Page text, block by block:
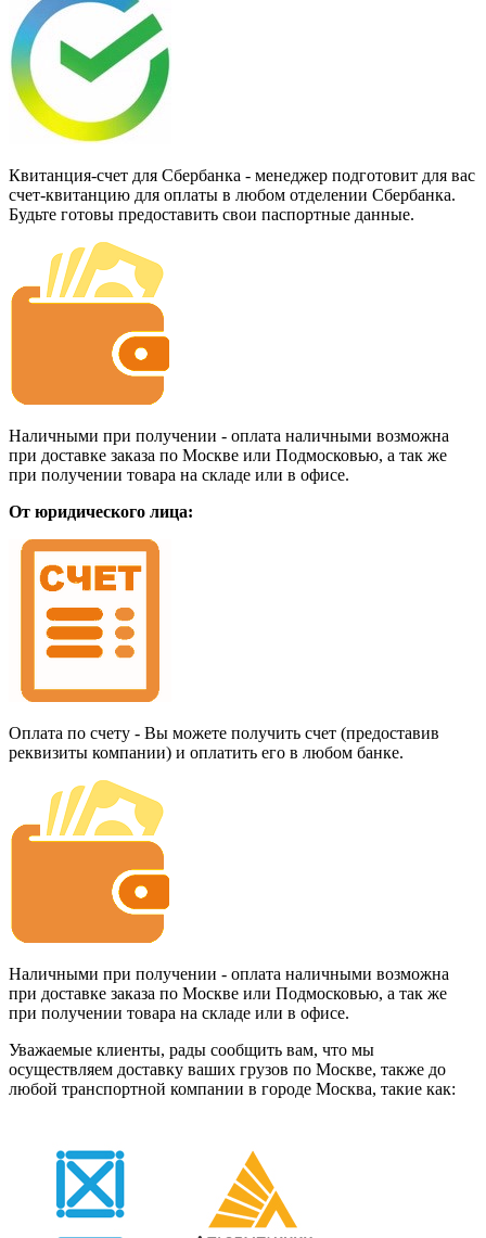
Квитанция-счет для Сбербанка - менеджер подготовит для вас
счет-квитанцию для оплаты в любом отделении Сбербанка.
Будьте готовы предоставить свои паспортные данные.
Наличными при получении - оплата наличными возможна
при доставке заказа по Москве или Подмосковью, а так же
при получении товара на складе или в офисе.
От юридического лица:
Оплата по счету - Вы можете получить счет (предоставив
реквизиты компании) и оплатить его в любом банке.
Наличными при получении - оплата наличными возможна
при доставке заказа по Москве или Подмосковью, а так же
при получении товара на складе или в офисе.
Уважаемые клиенты, рады сообщить вам, что мы
осуществляем доставку ваших грузов по Москве, также до
любой транспортной компании в городе Москва, такие как: